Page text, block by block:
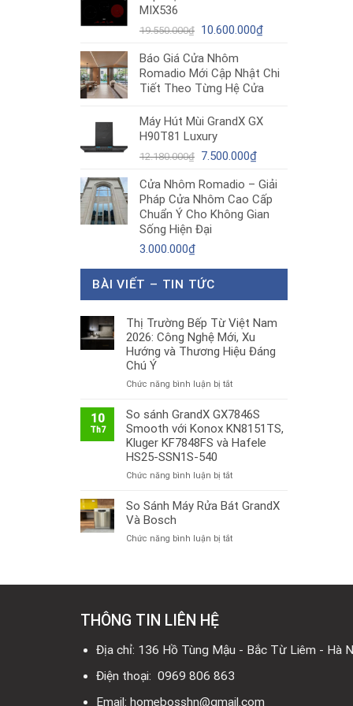
5.200.000₫.
MIX536
19.550.000₫ Giá
là:
19.550.000₫.
10.600.000₫Giá
là:
10.600.000₫.
Báo Giá Cửa Nhôm
Romadio Mới Cập Nhật Chi
Tiết Theo Từng Hệ Cửa
Máy Hút Mùi GrandX GX
H90T81 Luxury
12.180.000₫ Giá
là:
12.180.000₫.
7.500.000₫Giá
tại
là:
7.500.000₫.
Cửa Nhôm Romadio – Giải
Pháp Cửa Nhôm Cao Cấp
Chuẩn Ý Cho Không Gian
Sống Hiện Đại
3.000.000₫
BÀI VIẾT – TIN TỨC
Thị Trường Bếp Từ Việt Nam
2026: Công Nghệ Mới, Xu
Hướng và Thương Hiệu Đáng
Chú Ý
Chức năng bình luận bị tắtở
Trường
Bếp
Từ
2026:
Nghệ
Hướng
Hiệu
10
Th7
So sánh GrandX GX7846S
Smooth với Konox KN8151TS,
Kluger KF7848FS và Hafele
HS25-SSN1S-540
Chức năng bình luận bị tắtở
sánh
Smooth
HS25-
540
So Sánh Máy Rửa Bát GrandX
Và Bosch
Chức năng bình luận bị tắtở
Bosch
THÔNG TIN LIÊN HỆ
Địa chỉ: 136 Hồ Tùng Mậu - Bắc Từ Liêm - Hà
Điện thoại: 0969 806 863
Email: homebosshn@gmail.com